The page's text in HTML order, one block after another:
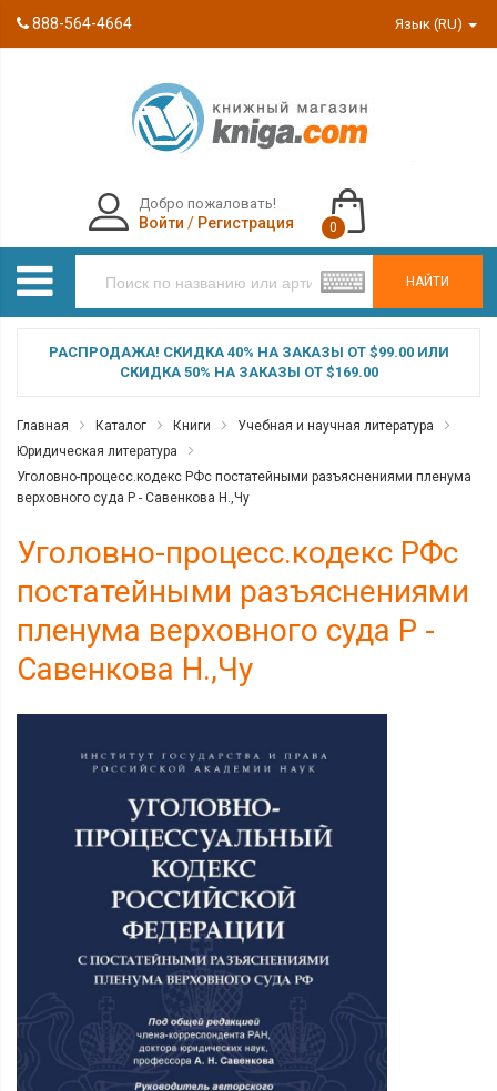
888-564-4664 Язык (RU)
НАЙТИ
Добро пожаловать!
Войти / Регистрация 0
РАСПРОДАЖА! СКИДКА 40% НА ЗАКАЗЫ ОТ $99.00 ИЛИ
СКИДКА 50% НА ЗАКАЗЫ ОТ $169.00
Главная Каталог Книги
Учебная и научная литература
Юридическая литература
Уголовно-процесс.кодекс РФс постатейными разъяснениями пленума
верховного суда Р - Савенкова Н.,Чу
Уголовно-процесс.кодекс РФс
постатейными разъяснениями
пленума верховного суда Р -
Савенкова Н.,Чу